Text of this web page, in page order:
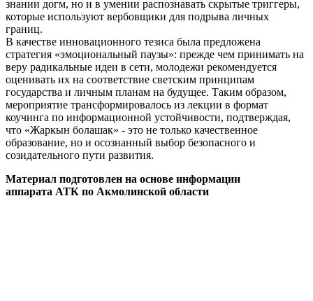
знании догм, но и в умении распознавать скрытые триггеры,
которые используют вербовщики для подрыва личных
границ.
В качестве инновационного тезиса была предложена
стратегия «эмоциональный паузы»: прежде чем принимать на
веру радикальные идеи в сети, молодежи рекомендуется
оценивать их на соответствие светским принципам
государства и личным планам на будущее. Таким образом,
мероприятие трансформировалось из лекции в формат
коучинга по информационной устойчивости, подтверждая,
что «Жаркын болашак» - это не только качественное
образование, но и осознанный выбор безопасного и
созидательного пути развития.
Материал подготовлен на основе информации
аппарата АТК по Акмолинской области